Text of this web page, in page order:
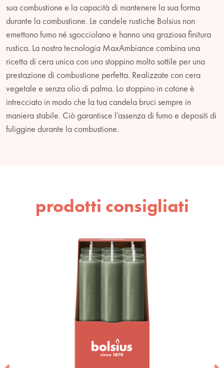
sua combustione e la capacità di mantenere la sua forma
durante la combustione. Le candele rustiche Bolsius non
emettono fumo né sgocciolano e hanno una graziosa finitura
rustica. La nostra tecnologia MaxAmbiance combina una
ricetta di cera unica con uno stoppino molto sottile per una
prestazione di combustione perfetta. Realizzate con cera
vegetale e senza olio di palma. Lo stoppino in cotone è
intrecciato in modo che la tua candela bruci sempre in
maniera stabile. Ciò garantisce l’assenza di fumo e depositi di
fuliggine durante la combustione.
prodotti consigliati